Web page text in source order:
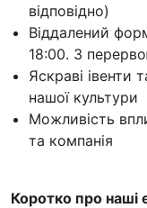
відповідно)
Віддалений
18:00. З
Яскраві івенти
нашої культури
Можливість
та компанія
Коротко про наші